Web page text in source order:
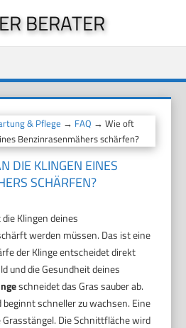
BERATER
& Pflege → FAQ → Wie oft
Benzinrasenmähers schärfen?
DIE KLINGEN EINES
SCHÄRFEN?
Klingen deines
werden müssen. Das ist eine
der Klinge entscheidet direkt
und die Gesundheit deines
schneidet das Gras sauber ab.
schneller zu wachsen. Eine
Grasstängel. Die Schnittfläche wird